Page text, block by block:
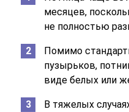
месяцев,
не полностью
Помимо
пузырьков,
виде белых или
В тяжелых